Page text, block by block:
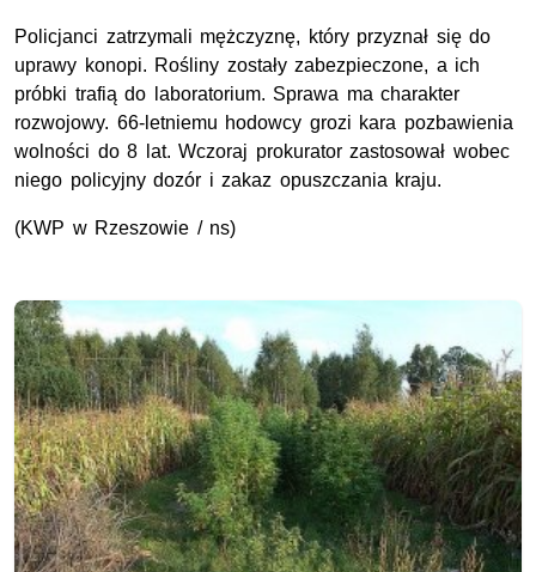
Policjanci zatrzymali mężczyznę, który przyznał się do
uprawy konopi. Rośliny zostały zabezpieczone, a ich
próbki trafią do laboratorium. Sprawa ma charakter
rozwojowy. 66-letniemu hodowcy grozi kara pozbawienia
wolności do 8 lat. Wczoraj prokurator zastosował wobec
niego policyjny dozór i zakaz opuszczania kraju.
(KWP w Rzeszowie / ns)